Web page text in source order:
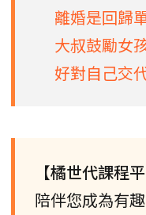
離婚是回歸
大叔鼓勵女
好對自己交
【橘世代課程平
陪伴您成為有